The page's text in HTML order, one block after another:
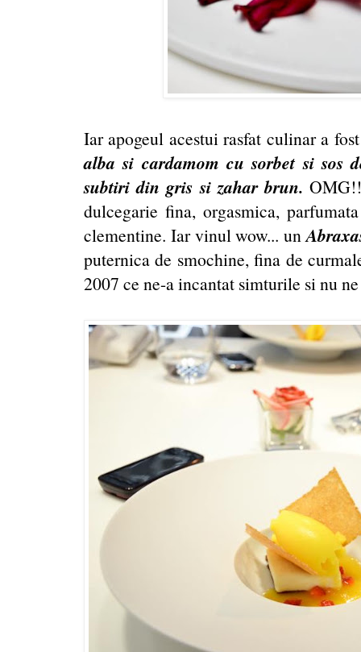
Iar apogeul acestui rasfat culinar a
alba si cardamom cu sorbet si sos
subtiri din gris si zahar brun.
dulcegarie fina, orgasmica,
clementine. Iar vinul wow... un
puternica de smochine, fina de
2007 ce ne-a incantat simturile si nu